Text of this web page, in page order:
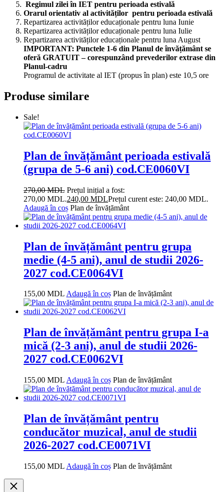
Regimul zilei în IET pentru perioada estivală
Orarul orientativ al activităților pentru perioada estivală
Repartizarea activităților educaționale pentru luna Iunie
Repartizarea activităților educaționale pentru luna Iulie
Repartizarea activităților educaționale pentru luna August
IMPORTANT: Punctele 1-6 din Planul de învățământ se
oferă GRATUIT – corespunzând prevederilor extrase din
Planul-cadru
Programul de activitate al IET (propus în plan) este 10,5 ore
Produse similare
Sale!
Plan de învățământ perioada estivală
(grupa de 5-6 ani) cod.CE0060VI
270,00MDL Prețul inițial a fost:
270,00 MDL.240,00 MDLPrețul curent este: 240,00 MDL.
Adaugă în coș Plan de învățământ
Plan de învățământ pentru grupa
medie (4-5 ani), anul de studii 2026-
2027 cod.CE0064VI
155,00 MDL Adaugă în coș Plan de învățământ
Plan de învățământ pentru grupa I-a
mică (2-3 ani), anul de studii 2026-
2027 cod.CE0062VI
155,00 MDL Adaugă în coș Plan de învățământ
Plan de învățământ pentru
conducător muzical, anul de studii
2026-2027 cod.CE0071VI
155,00 MDL Adaugă în coș Plan de învățământ